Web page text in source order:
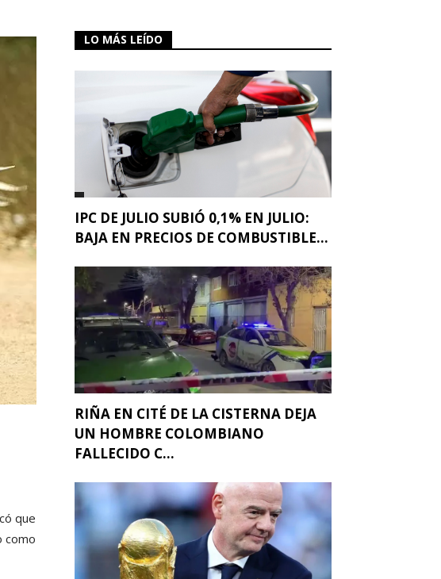
que
como
LO MÁS LEÍDO
IPC DE JULIO SUBIÓ 0,1% EN JULIO:
BAJA EN PRECIOS DE COMBUSTIBLE...
RIÑA EN CITÉ DE LA CISTERNA DEJA
UN HOMBRE COLOMBIANO
FALLECIDO C...